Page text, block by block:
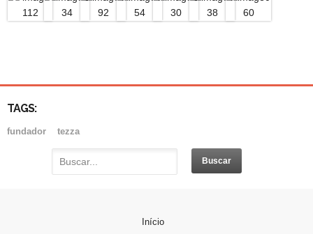
Padre Domingos Gava, nasceu em Vitório…
TAGS:
fundador tezza
Início